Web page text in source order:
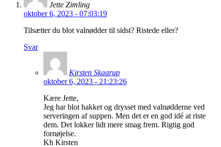
Jette Zimling
oktober 6, 2023 - 07:03:19
Tilsætter du blot valnødder til sidst? Ristede eller?
Svar
Kirsten Skaarup
oktober 6, 2023 - 21:23:26
Kære Jette,
Jeg har blot hakket og drysset med valnødderne ved
serveringen af suppen. Men det er en god idé at riste
dem. Det lokker lidt mere smag frem. Rigtig god
fornøjelse.
Kh Kirsten